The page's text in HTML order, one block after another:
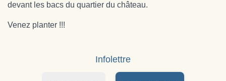
devant les bacs du quartier du château.
Venez planter !!!
Infolettre